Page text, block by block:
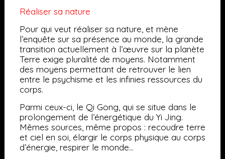
Réaliser sa nature
Pour qui veut réaliser sa nature, et mène
l’enquête sur sa présence au monde, la grande
transition actuellement à l’œuvre sur la planète
Terre exige pluralité de moyens. Notamment
des moyens permettant de retrouver le lien
entre le psychisme et les infinies ressources du
corps.
Parmi ceux-ci, le Qi Gong, qui se situe dans le
prolongement de l’énergétique du Yi Jing.
Mêmes sources, même propos : recoudre terre
et ciel en soi, élargir le corps physique au corps
d’énergie, respirer le monde…